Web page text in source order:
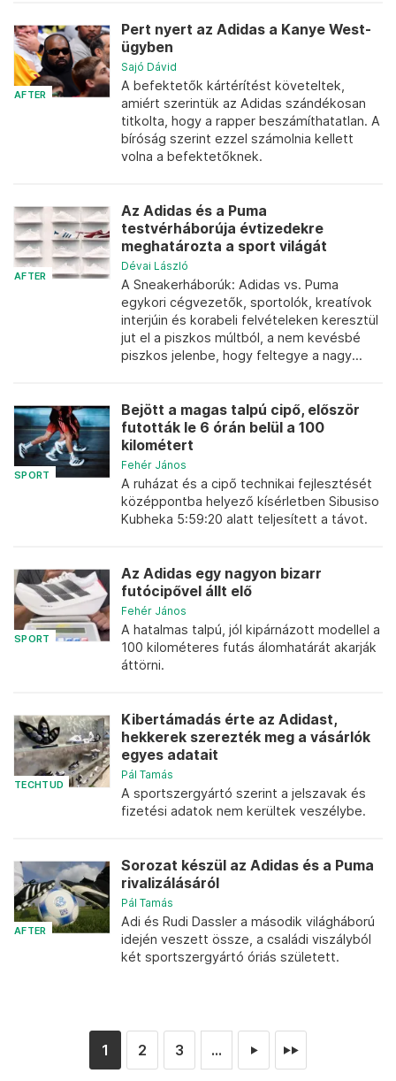
AFTER
Pert nyert az Adidas a Kanye West-
ügyben
Sajó Dávid
A befektetők kártérítést követeltek,
amiért szerintük az Adidas szándékosan
titkolta, hogy a rapper beszámíthatatlan. A
bíróság szerint ezzel számolnia kellett
volna a befektetőknek.
AFTER
Az Adidas és a Puma
testvérháborúja évtizedekre
meghatározta a sport világát
Dévai László
A Sneakerháborúk: Adidas vs. Puma
egykori cégvezetők, sportolók, kreatívok
interjúin és korabeli felvételeken keresztül
jut el a piszkos múltból, a nem kevésbé
piszkos jelenbe, hogy feltegye a nagy...
SPORT
Bejött a magas talpú cipő, először
futották le 6 órán belül a 100
kilométert
Fehér János
A ruházat és a cipő technikai fejlesztését
középpontba helyező kísérletben Sibusiso
Kubheka 5:59:20 alatt teljesített a távot.
SPORT
Az Adidas egy nagyon bizarr
futócipővel állt elő
Fehér János
A hatalmas talpú, jól kipárnázott modellel a
100 kilométeres futás álomhatárát akarják
áttörni.
TECHTUD
Kibertámadás érte az Adidast,
hekkerek szerezték meg a vásárlók
egyes adatait
Pál Tamás
A sportszergyártó szerint a jelszavak és
fizetési adatok nem kerültek veszélybe.
AFTER
Sorozat készül az Adidas és a Puma
rivalizálásáról
Pál Tamás
Adi és Rudi Dassler a második világháború
idején veszett össze, a családi viszályból
két sportszergyártó óriás született.
1 2 3 ... ► ►►